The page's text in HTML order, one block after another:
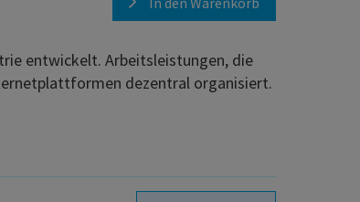
entwickelt. Arbeitsleistungen, die
dezentral organisiert.